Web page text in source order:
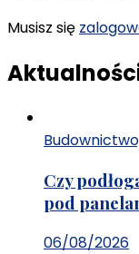
Musisz się
Czy
pod
06/08/2026